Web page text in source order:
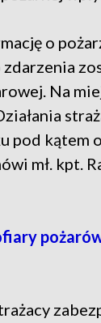
o
Na
pod kątem
mł. kpt.